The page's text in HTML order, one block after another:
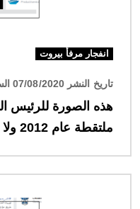
انفجار مرفأ بيروت
تاريخ النشر 07/08/2020 الساعة 14:37
هذه الصورة للرئيس
ملتقطة عام 2012 ولا علاقة لها بانفجار بيروت